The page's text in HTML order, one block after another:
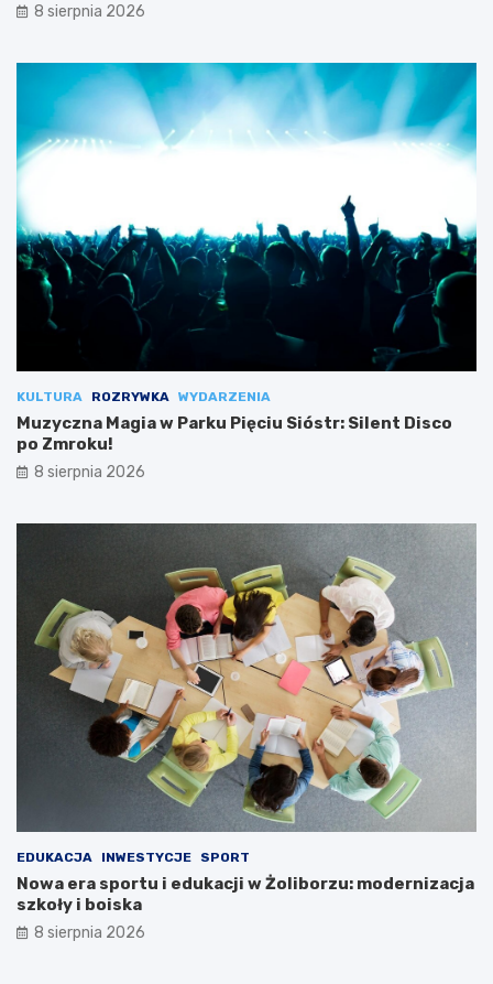
8 sierpnia 2026
KULTURA ROZRYWKA WYDARZENIA
Muzyczna Magia w Parku Pięciu Sióstr: Silent Disco
po Zmroku!
8 sierpnia 2026
EDUKACJA INWESTYCJE SPORT
Nowa era sportu i edukacji w Żoliborzu: modernizacja
szkoły i boiska
8 sierpnia 2026